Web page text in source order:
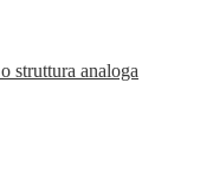
struttura analoga